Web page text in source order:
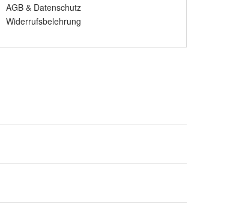
AGB & Datenschutz
Widerrufsbelehrung